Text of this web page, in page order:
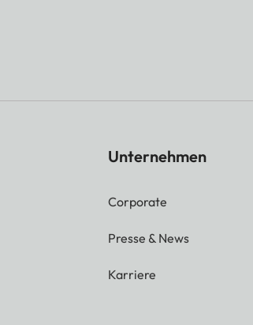
Unternehmen
Corporate
Presse & News
Karriere